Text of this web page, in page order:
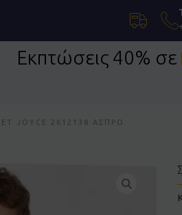
Εκπτώσεις 40% σε
JOYCE 2612138 ΆΣΠΡΟ